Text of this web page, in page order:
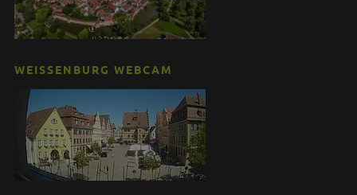
WEISSENBURG WEBCAM